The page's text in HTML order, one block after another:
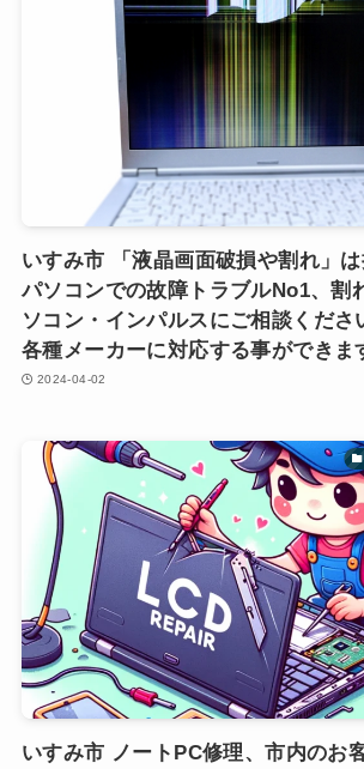
いすみ市 「液晶画面破損や割れ」
パソコンでの故障トラブルNo1、割
ソコン・インパルスにご相談くださ
各種メーカーに対応する事ができま
2024-04-02
いすみ市 ノートPC修理、市内のお